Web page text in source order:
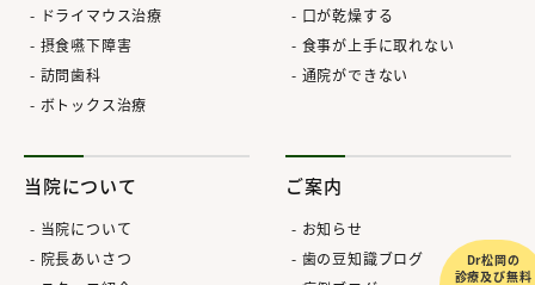
ドライマウス治療
摂食嚥下障害
訪問歯科
ボトックス治療
口が乾燥する
食事が上手に取れない
通院ができない
当院について
当院について
院長あいさつ
ご案内
お知らせ
歯の豆知識ブログ
Dr松岡の
診療及び無料